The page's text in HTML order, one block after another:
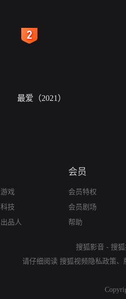
最爱（2021）
游戏
科技
出品人
会员
会员特权
会员剧场
帮助
搜狐影音 - 搜
请仔细阅读 搜狐视频隐私政策、